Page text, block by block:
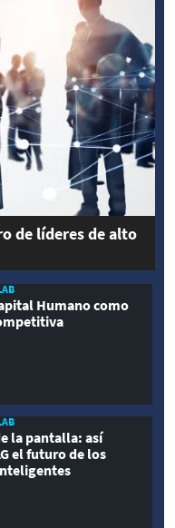
de líderes de alto
Humano como
la pantalla: así
el futuro de los